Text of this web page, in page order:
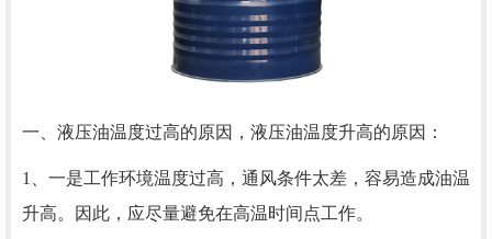
一、液压油温度过高的原因，液压油温度升高的原因：
1、一是工作环境温度过高，通风条件太差，容易造成油温
升高。因此，应尽量避免在高温时间点工作。